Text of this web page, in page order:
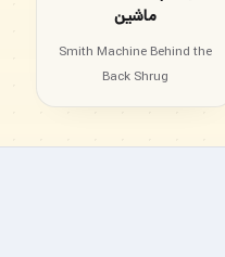
ماشین
Smith Machine Behind the
Back Shrug